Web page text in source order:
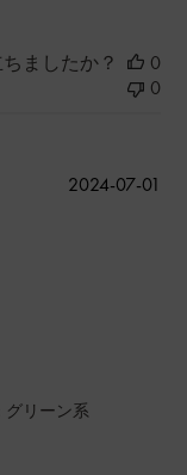
ましたか？
0
0
グリーン系
2024-07-01